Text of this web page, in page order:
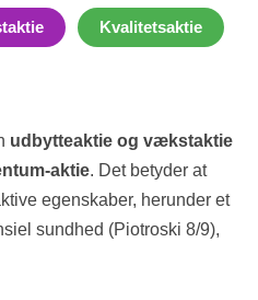
Kvalitetsaktie
udbytteaktie og vækstaktie
aktie. Det betyder at
egenskaber, herunder et
sundhed (Piotroski 8/9),